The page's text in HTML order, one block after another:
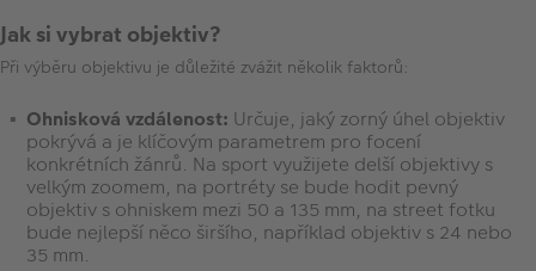
Jak si vybrat objektiv?
Při výběru objektivu je důležité zvážit několik faktorů:
Ohnisková vzdálenost: Určuje, jaký zorný úhel objektiv
pokrývá a je klíčovým parametrem pro focení
konkrétních žánrů. Na sport využijete delší objektivy s
velkým zoomem, na portréty se bude hodit pevný
objektiv s ohniskem mezi 50 a 135 mm, na street fotku
bude nejlepší něco širšího, například objektiv s 24 nebo
35 mm.